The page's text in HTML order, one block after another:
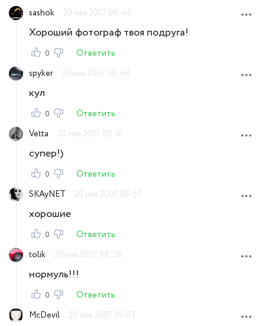
sashok
20 мая 2007 08:44
Хороший фотограф твоя подруга!
0
Ответить
spyker
20 мая 2007 08:48
кул
0
Ответить
Vetta
20 мая 2007 08:51
супер!)
0
Ответить
SKAyNET
20 мая 2007 08:57
хорошие
0
Ответить
tolik
20 мая 2007 08:58
нормуль!!!
0
Ответить
McDevil
20 мая 2007 09:03